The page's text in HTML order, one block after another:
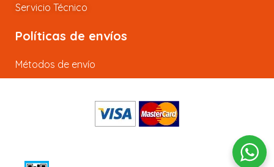
Servicio Técnico
Políticas de envíos
Métodos de envío